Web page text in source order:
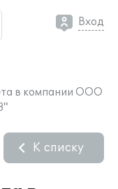
Вход
в компании ООО
К списку